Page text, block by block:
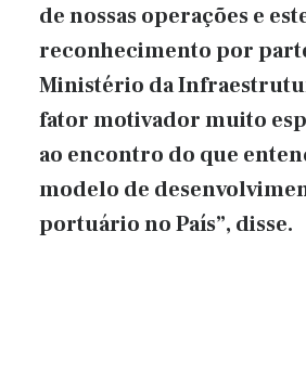
de nossas operações e
reconhecimento por
Ministério da
fator motivador muito
ao encontro do que
modelo de
portuário no País”, disse.